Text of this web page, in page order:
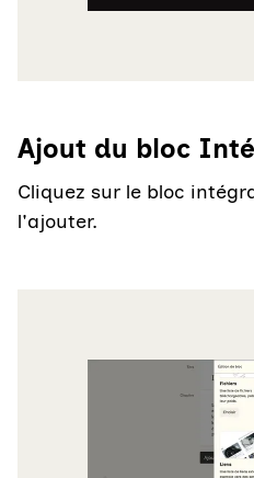
Ajout du bloc
Cliquez sur le bloc
l'ajouter.